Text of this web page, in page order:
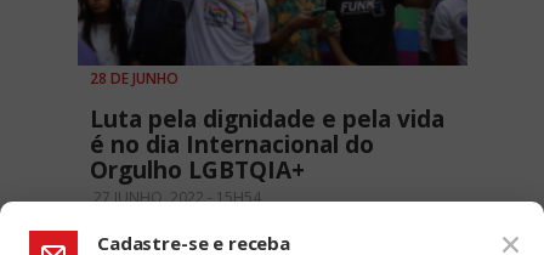
28 DE JUNHO
Luta pela dignidade e pela vida
é no dia Internacional do
Orgulho LGBTQIA+
27 JUNHO, 2022 - 15H54
Cadastre-se e receba